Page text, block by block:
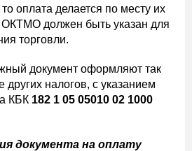
оплата делается по месту их
ОКТМО должен быть указан для
торговли.
документ оформляют так
других налогов, с указанием
КБК 182 1 05 05010 02 1000
документа на оплату